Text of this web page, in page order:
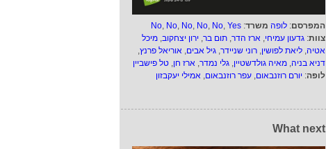
המפרסם: לופה משרד:
No, No, No, No, No, Yes
צוות: גדעון עמיחי, ארז הדר, תום בר, ירון יצחקוב, מיכל
אטיה, ליאת לפושין, רוני שניידר, גיל אבים, אוריאל פרנץ,
דניא בניה, מאיה גולדשטיין, גלי נמדר, ארז חן, טל פישביין
לופה: יורם רוזנבאום, עפר רוזנבאום, אמילי יעקבזון
What next